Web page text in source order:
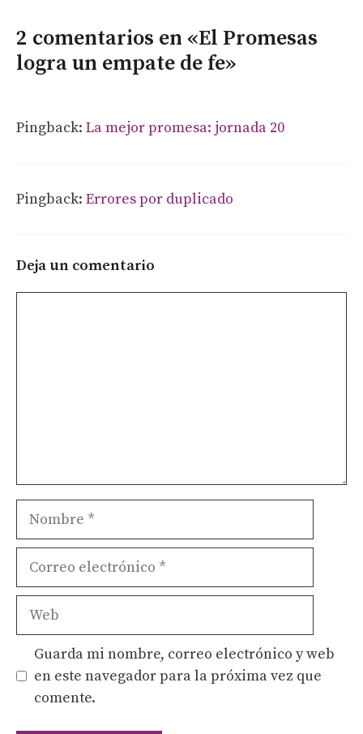
2 comentarios en «El Promesas
logra un empate de fe»
Pingback: La mejor promesa: jornada 20
Pingback: Errores por duplicado
Deja un comentario
Nombre
Correo
Web
Guarda mi nombre, correo electrónico y web
en este navegador para la próxima vez que
comente.